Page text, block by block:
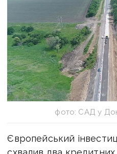
фото: САД у
Європейський